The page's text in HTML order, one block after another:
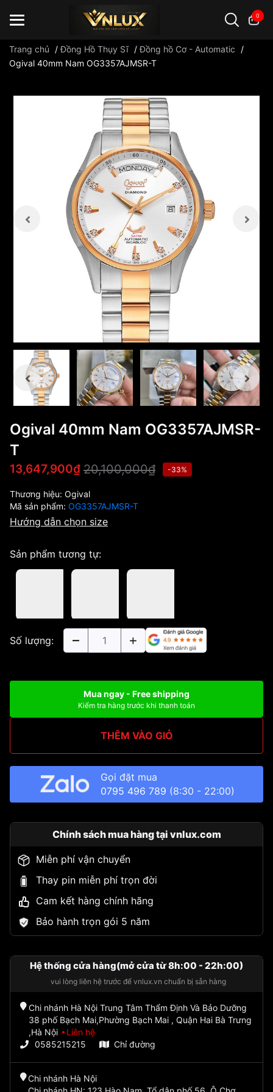
0
Trang chủ /Đồng Hồ Thụy Sĩ /Đồng hồ Cơ - Automatic
/
Ogival 40mm Nam OG3357AJMSR-T
Ogival 40mm Nam OG3357AJMSR-
T
13,647,900₫ 20,100,000₫ -33%
Thương hiệu: Ogival
Mã sản phẩm: OG3357AJMSR-T
Hướng dẫn chọn size
Sản phẩm tương tự:
Số lượng:
Mua ngay - Free shipping
Kiểm tra hàng trước khi thanh toán
THÊM VÀO GIỎ
Gọi đặt mua
0795 496 789 (8:30 - 22:00)
Chính sách mua hàng tại vnlux.com
Miễn phí vận chuyển
Thay pin miễn phí trọn đời
Cam kết hàng chính hãng
Bảo hành trọn gói 5 năm
Hệ thống cửa hàng(mở cửa từ 8h:00 - 22h:00)
vui lòng liên hệ trước để vnlux.vn chuẩn bị sẵn hàng
Chi nhánh Hà Nội Trung Tâm Thẩm Định Và Bảo Dưỡng
38 phố Bạch Mai,Phường Bạch Mai , Quận Hai Bà Trưng
,Hà Nội
Liên hệ
0585215215
Chỉ đường
Chi nhánh Hà Nội